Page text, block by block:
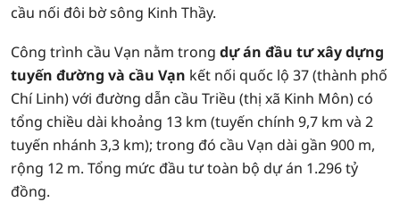
cầu nối đôi bờ sông Kinh Thầy.
Công trình cầu Vạn nằm trong dự án đầu tư xây dựng
tuyến đường và cầu Vạn kết nối quốc lộ 37 (thành phố
Chí Linh) với đường dẫn cầu Triều (thị xã Kinh Môn) có
tổng chiều dài khoảng 13 km (tuyến chính 9,7 km và 2
tuyến nhánh 3,3 km); trong đó cầu Vạn dài gần 900 m,
rộng 12 m. Tổng mức đầu tư toàn bộ dự án 1.296 tỷ
đồng.